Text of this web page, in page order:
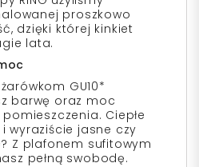
proszkowo
dzięki której kinkiet
lata.
GU10*
barwę oraz moc
Ciepłe
wyraziście jasne czy
Z plafonem sufitowym
pełną swobodę.